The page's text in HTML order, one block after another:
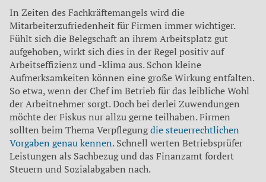
In Zeiten des Fachkräftemangels wird die
Mitarbeiterzufriedenheit für Firmen immer wichtiger.
Fühlt sich die Belegschaft an ihrem Arbeitsplatz gut
aufgehoben, wirkt sich dies in der Regel positiv auf
Arbeitseffizienz und -klima aus. Schon kleine
Aufmerksamkeiten können eine große Wirkung entfalten.
So etwa, wenn der Chef im Betrieb für das leibliche Wohl
der Arbeitnehmer sorgt. Doch bei derlei Zuwendungen
möchte der Fiskus nur allzu gerne teilhaben. Firmen
sollten beim Thema Verpflegungdie steuerrechtlichen
Vorgaben genau kennen. Schnell werten Betriebsprüfer
Leistungen als Sachbezug und das Finanzamt fordert
Steuern und Sozialabgaben nach.